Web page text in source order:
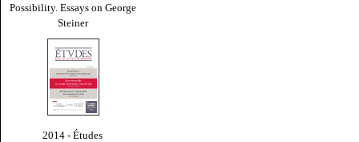
Possibility. Essays on George
Steiner
2014 - Études